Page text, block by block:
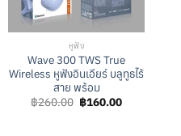
หูฟัง
Wave 300 TWS True
Wireless หูฟังอินเอียร์ บลูทูธไร้
สาย พร้อม
฿260.00 Original
price
฿160.00Current